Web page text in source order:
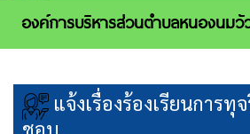
แจ้งเรื่องร้องเรียนการ
ชอบ